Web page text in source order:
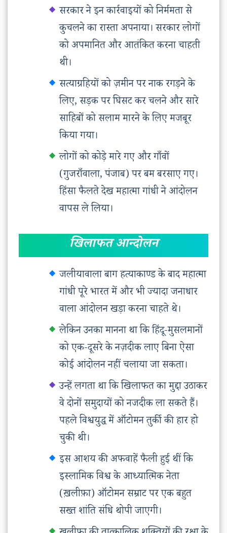
सरकार ने इन कार्रवाइयों को निर्ममता से
कुचलने का रास्ता अपनाया। सरकार लोगों
को अपमानित और आतंकित करना चाहती
थी।
सत्याग्रहियों को ज़मीन पर नाक रगड़ने के
लिए, सड़क पर घिसट कर चलने और सारे
साहिबों को सलाम मारने के लिए मजबूर
किया गया।
लोगों को कोड़े मारे गए और गाँवों
(गुजराँवाला, पंजाब) पर बम बरसाए गए।
हिंसा फैलते देख महात्मा गांधी ने आंदोलन
वापस ले लिया।
खिलाफत आन्दोलन
जलीयावाला बाग हत्याकाण्ड के बाद महात्मा
गांधी पूरे भारत में और भी ज्यादा जनाधार
वाला आंदोलन खड़ा करना चाहते थे।
लेकिन उनका मानना था कि हिंदू-मुसलमानों
को एक-दूसरे के नज़दीक लाए बिना ऐसा
कोई आंदोलन नहीं चलाया जा सकता।
उन्हें लगता था कि खिलाफत का मुद्दा उठाकर
वे दोनों समुदायों को नजदीक ला सकते हैं।
पहले विश्वयुद्ध में ऑटोमन तुर्की की हार हो
चुकी थी।
इस आशय की अफवाहें फैली हुई थीं कि
इस्लामिक विश्व के आध्यात्मिक नेता
(ख़लीफ़ा) ऑटोमन सम्राट पर एक बहुत
सख्त शांति संधि थोपी जाएगी।